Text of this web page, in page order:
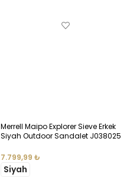
Merrell Maipo Explorer Sieve Erkek
Siyah Outdoor Sandalet J038025
7.799,99 ₺
Siyah